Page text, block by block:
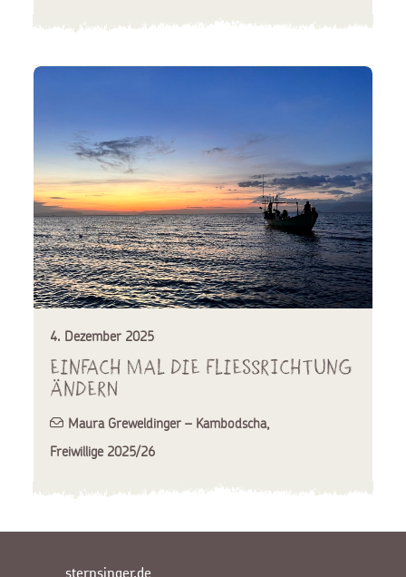
4. Dezember 2025
Einfach mal die Fliessrichtung
ändern
Maura Greweldinger – Kambodscha,
Freiwillige 2025/26
sternsinger.de